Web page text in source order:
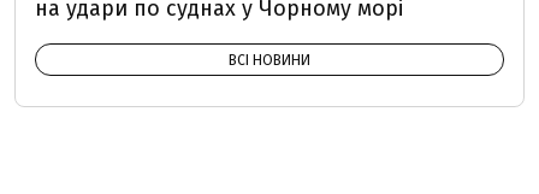
на удари по суднах у Чорному морі
ВСІ НОВИНИ